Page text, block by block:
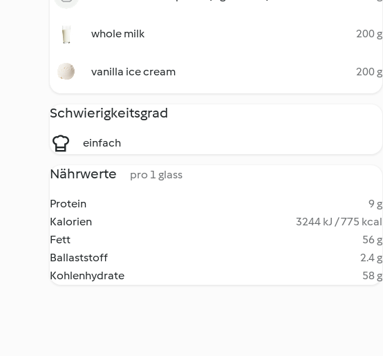
whole milk 200 g
vanilla ice cream 200 g
Schwierigkeitsgrad
einfach
Nährwerte pro 1 glass
Protein
9 g
Kalorien
3244 kJ / 775 kcal
Fett
56 g
Ballaststoff
2.4 g
Kohlenhydrate
58 g